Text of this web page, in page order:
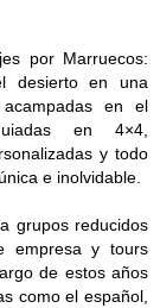
por Marruecos:
desierto en una
en el
en 4×4,
y todo
e inolvidable.
grupos reducidos
empresa y tours
de estos años
como el español,